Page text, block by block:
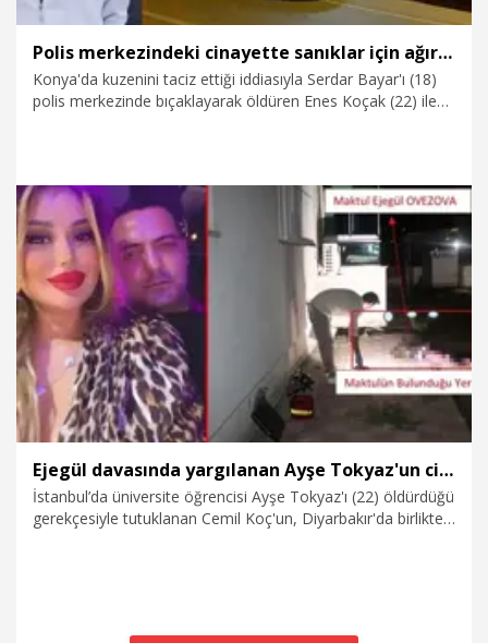
Polis merkezindeki cinayette sanıklar için ağırlaştırılmış müebbet talebi
Konya'da kuzenini taciz ettiği iddiasıyla Serdar Bayar'ı (18)
polis merkezinde bıçaklayarak öldüren Enes Koçak (22) ile
kadar hapis cezası istendi.
14.07.2026 Gündem
Ejegül davasında yargılanan Ayşe Tokyaz'un cinayet sanığı: İntihar olup olmadığı araştırılsın
İstanbul’da üniversite öğrencisi Ayşe Tokyaz'ı (22) öldürdüğü
gerekçesiyle tutuklanan Cemil Koç'un, Diyarbakır'da birlikte